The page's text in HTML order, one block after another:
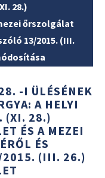
28.)
őrszolgálat
13/2015. (III.
-I ÜLÉSÉNEK
A HELYI
(XI. 28.)
ÉS A MEZEI
ÉS
2015. (III. 26.)